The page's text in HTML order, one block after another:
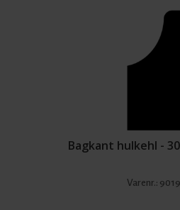
Bagkant hulkehl -
Varenr.: